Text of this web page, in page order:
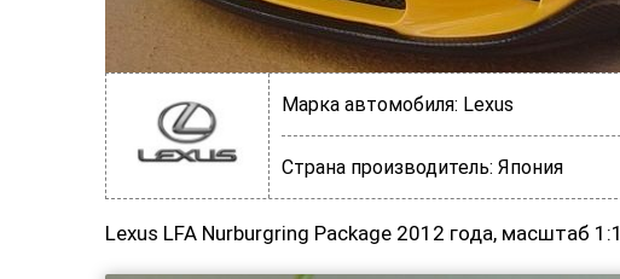
Марка автомобиля: Lexus
Страна производитель: Япония
Lexus LFA Nurburgring Package 2012 года, масштаб